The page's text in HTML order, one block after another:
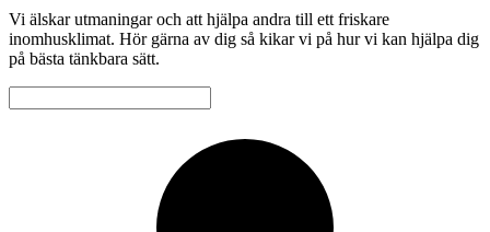
Vi älskar utmaningar och att hjälpa andra till ett friskare
inomhusklimat. Hör gärna av dig så kikar vi på hur vi kan hjälpa dig
på bästa tänkbara sätt.